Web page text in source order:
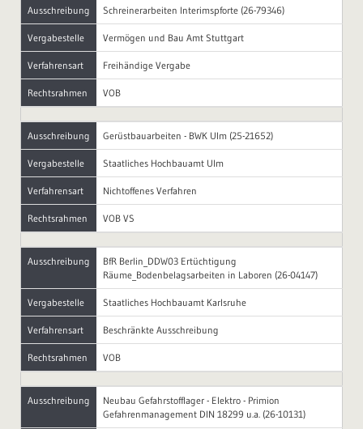
Ausschreibung Schreinerarbeiten Interimspforte (26-79346)
Vergabestelle Vermögen und Bau Amt Stuttgart
Verfahrensart Freihändige Vergabe
Rechtsrahmen VOB
Ausschreibung Gerüstbauarbeiten - BWK Ulm (25-21652)
Vergabestelle Staatliches Hochbauamt Ulm
Verfahrensart Nichtoffenes Verfahren
Rechtsrahmen VOB VS
Ausschreibung
BfR Berlin_DDW03 Ertüchtigung
Räume_Bodenbelagsarbeiten in Laboren (26-04147)
Vergabestelle Staatliches Hochbauamt Karlsruhe
Verfahrensart Beschränkte Ausschreibung
Rechtsrahmen VOB
Ausschreibung
Neubau Gefahrstofflager - Elektro - Primion
Gefahrenmanagement DIN 18299 u.a. (26-10131)